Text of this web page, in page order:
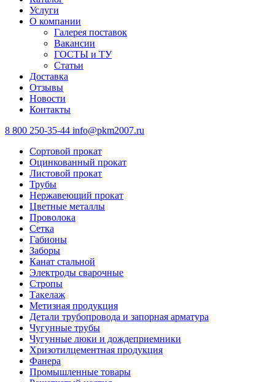
Услуги
О компании
Галерея поставок
Вакансии
ГОСТЫ и ТУ
Статьи
Доставка
Отзывы
Новости
Контакты
8 800 250-35-44 info@pkm2007.ru
Сортовой прокат
Оцинкованный прокат
Листовой прокат
Трубы
Нержавеющий прокат
Цветные металлы
Проволока
Сетка
Габионы
Заборы
Канат стальной
Электроды сварочные
Стропы
Такелаж
Метизная продукция
Детали трубопровода и запорная арматура
Чугунные трубы
Чугунные люки и дождеприемники
Хризотилцементная продукция
Фанера
Промышленные товары